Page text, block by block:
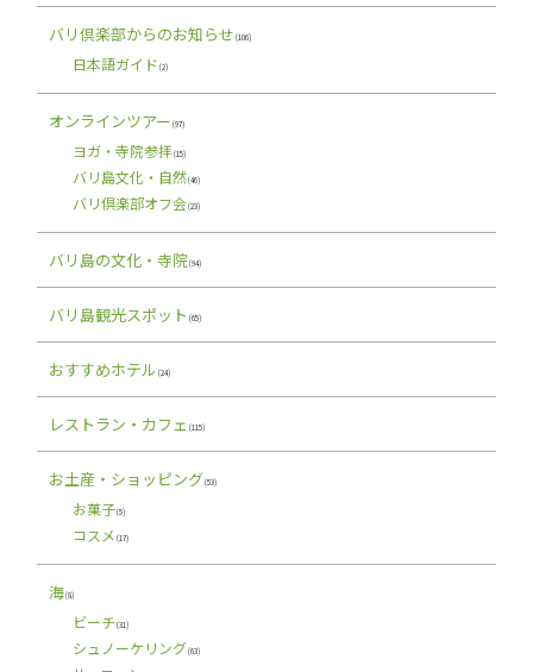
バリ倶楽部からのお知らせ (106)
日本語ガイド (2)
オンラインツアー (97)
ヨガ・寺院参拝 (15)
バリ島文化・自然(46)
バリ倶楽部オフ会(23)
バリ島の文化・寺院(94)
バリ島観光スポット (65)
おすすめホテル (24)
レストラン・カフェ (115)
お土産・ショッピング(53)
お菓子(5)
コスメ (17)
海(8)
ビーチ(31)
シュノーケリング(63)